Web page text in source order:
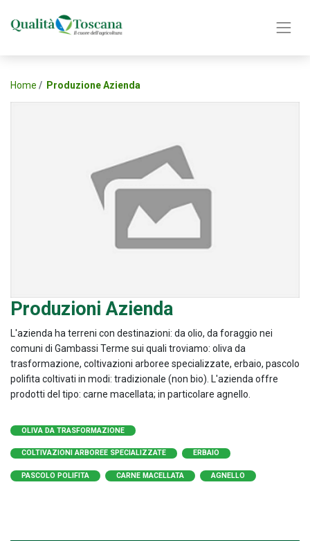
Home Produzione Azienda
Produzioni Azienda
L'azienda ha terreni con destinazioni: da olio, da foraggio nei
comuni di Gambassi Terme sui quali troviamo: oliva da
trasformazione, coltivazioni arboree specializzate, erbaio, pascolo
polifita coltivati in modi: tradizionale (non bio). L'azienda offre
prodotti del tipo: carne macellata; in particolare agnello.
OLIVA DA TRASFORMAZIONE
COLTIVAZIONI ARBOREE SPECIALIZZATE ERBAIO
PASCOLO POLIFITA CARNE MACELLATA AGNELLO